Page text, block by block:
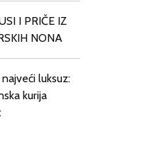
I PRIČE IZ
NONA
luksuz:
kurija